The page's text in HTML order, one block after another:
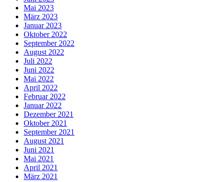
Mai 2023
März 2023
Januar 2023
Oktober 2022
September 2022
August 2022
Juli 2022
Juni 2022
Mai 2022
April 2022
Februar 2022
Januar 2022
Dezember 2021
Oktober 2021
September 2021
August 2021
Juni 2021
Mai 2021
April 2021
März 2021